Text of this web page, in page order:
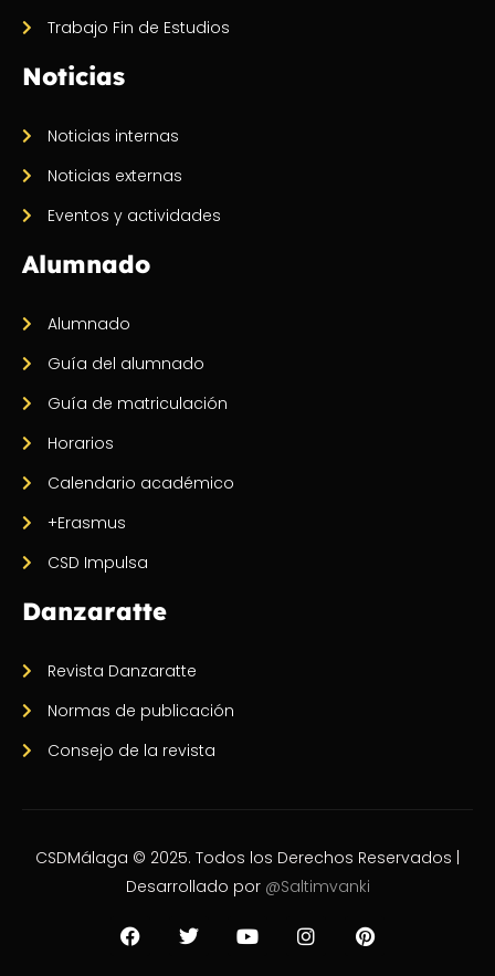
Trabajo Fin de Estudios
Noticias
Noticias internas
Noticias externas
Eventos y actividades
Alumnado
Alumnado
Guía del alumnado
Guía de matriculación
Horarios
Calendario académico
+Erasmus
CSD Impulsa
Danzaratte
Revista Danzaratte
Normas de publicación
Consejo de la revista
CSDMálaga © 2025. Todos los Derechos Reservados |
Desarrollado por @Saltimvanki